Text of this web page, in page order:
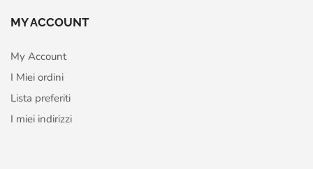
MY ACCOUNT
My Account
I Miei ordini
Lista preferiti
I miei indirizzi